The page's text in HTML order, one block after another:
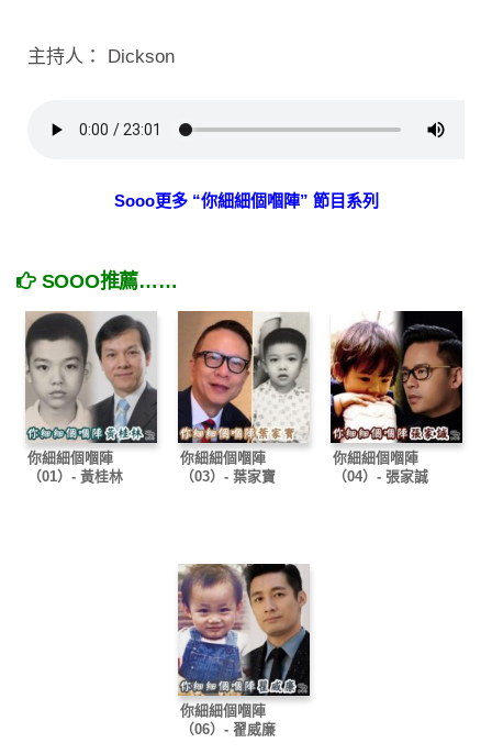
主持人： Dickson
Sooo更多 “你細細個嗰陣” 節目系列
SOOO推薦……
你細細個嗰陣
（01）- 黃桂林
你細細個嗰陣
（03）- 葉家寶
你細細個嗰陣
（04）- 張家誠
你細細個嗰陣
（06）- 翟威廉